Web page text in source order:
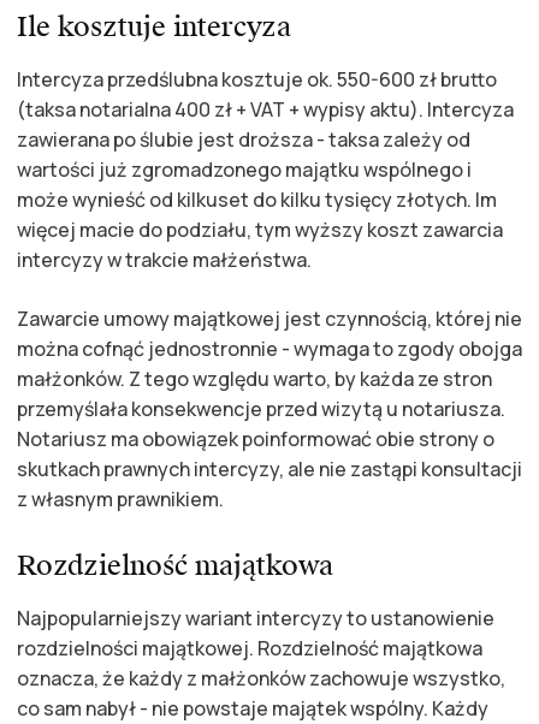
Ile kosztuje intercyza
Intercyza przedślubna kosztuje ok. 550-600 zł brutto
(taksa notarialna 400 zł + VAT + wypisy aktu). Intercyza
zawierana po ślubie jest droższa - taksa zależy od
wartości już zgromadzonego majątku wspólnego i
może wynieść od kilkuset do kilku tysięcy złotych. Im
więcej macie do podziału, tym wyższy koszt zawarcia
intercyzy w trakcie małżeństwa.
Zawarcie umowy majątkowej jest czynnością, której nie
można cofnąć jednostronnie - wymaga to zgody obojga
małżonków. Z tego względu warto, by każda ze stron
przemyślała konsekwencje przed wizytą u notariusza.
Notariusz ma obowiązek poinformować obie strony o
skutkach prawnych intercyzy, ale nie zastąpi konsultacji
z własnym prawnikiem.
Rozdzielność majątkowa
Najpopularniejszy wariant intercyzy to ustanowienie
rozdzielności majątkowej. Rozdzielność majątkowa
oznacza, że każdy z małżonków zachowuje wszystko,
co sam nabył - nie powstaje majątek wspólny. Każdy